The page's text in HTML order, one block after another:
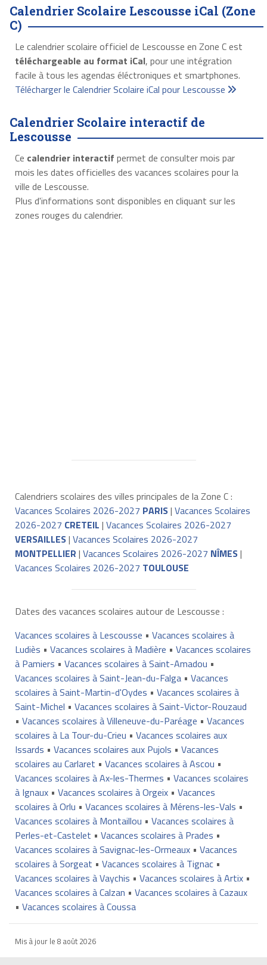
Calendrier Scolaire Lescousse iCal (Zone
C)
Le calendrier scolaire officiel de Lescousse en Zone C est
téléchargeable au format iCal, pour une intégration
facile à tous les agendas éléctroniques et smartphones.
Télécharger le Calendrier Scolaire iCal pour Lescousse
Calendrier Scolaire interactif de
Lescousse
Ce calendrier interactif permet de consulter mois par
mois les dates officielles des vacances scolaires pour la
ville de Lescousse.
Plus d'informations sont disponibles en cliquant sur les
zones rouges du calendrier.
Calendriers scolaires des villes principales de la Zone C :
Vacances Scolaires 2026-2027 PARIS| Vacances Scolaires
2026-2027 CRETEIL | Vacances Scolaires 2026-2027
VERSAILLES| Vacances Scolaires 2026-2027
MONTPELLIER | Vacances Scolaires 2026-2027 NÎMES|
Vacances Scolaires 2026-2027 TOULOUSE
Dates des vacances scolaires autour de Lescousse :
Vacances scolaires à Lescousse • Vacances scolaires à
Ludiès • Vacances scolaires à Madière • Vacances scolaires
à Pamiers • Vacances scolaires à Saint-Amadou •
Vacances scolaires à Saint-Jean-du-Falga• Vacances
scolaires à Saint-Martin-d'Oydes • Vacances scolaires à
Saint-Michel • Vacances scolaires à Saint-Victor-Rouzaud
• Vacances scolaires à Villeneuve-du-Paréage • Vacances
scolaires à La Tour-du-Crieu • Vacances scolaires aux
Issards • Vacances scolaires aux Pujols • Vacances
scolaires au Carlaret • Vacances scolaires à Ascou •
Vacances scolaires à Ax-les-Thermes • Vacances scolaires
à Ignaux• Vacances scolaires à Orgeix• Vacances
scolaires à Orlu • Vacances scolaires à Mérens-les-Vals •
Vacances scolaires à Montaillou • Vacances scolaires à
Perles-et-Castelet • Vacances scolaires à Prades •
Vacances scolaires à Savignac-les-Ormeaux• Vacances
scolaires à Sorgeat • Vacances scolaires à Tignac•
Vacances scolaires à Vaychis • Vacances scolaires à Artix•
Vacances scolaires à Calzan • Vacances scolaires à Cazaux
• Vacances scolaires à Coussa
Mis à jour le 8 août 2026